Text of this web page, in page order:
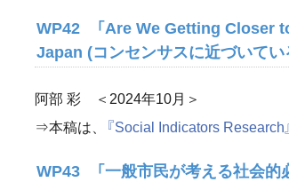
WP42 「Are We Getting Closer
Japan (コンセンサスに近づいてい
阿部 彩 ＜2024年10月＞
⇒本稿は、
『Social Indicators
WP43 「一般市民が考える社会的